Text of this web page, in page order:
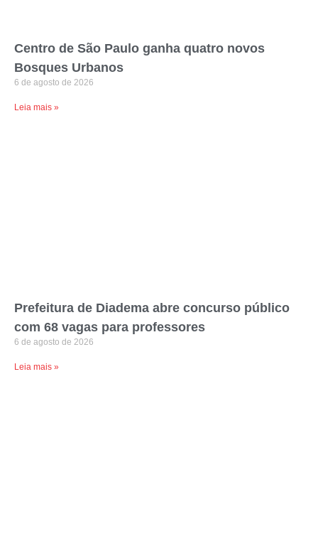
Centro de São Paulo ganha quatro novos
Bosques Urbanos
6 de agosto de 2026
Leia mais »
Prefeitura de Diadema abre concurso público
com 68 vagas para professores
6 de agosto de 2026
Leia mais »